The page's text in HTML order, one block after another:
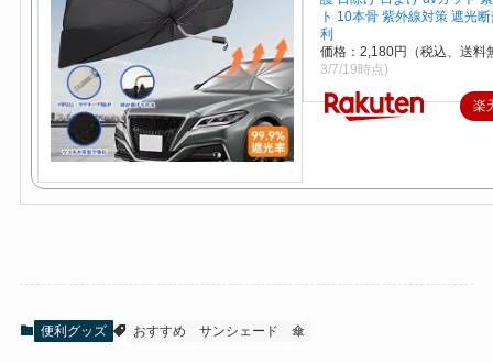
ト 10本骨 紫外線対策 遮光
利
価格：2,180円（税込、送料
3/7/19時点)
楽
便利グッズ おすすめ サンシェード 傘